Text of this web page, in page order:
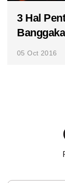
3 Hal
05 Oct 2016